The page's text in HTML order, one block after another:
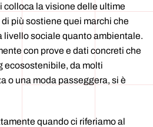
colloca la visione delle ultime
più sostiene quei marchi che
livello sociale quanto ambientale.
con prove e dati concreti che
ecosostenibile, da molti
o una moda passeggera, si è
quando ci riferiamo al